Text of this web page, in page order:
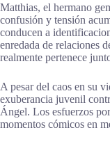
Matthias, el hermano
confusión y tensión
conducen a
enredada de relaciones
realmente pertenece
A pesar del caos en su
exuberancia juvenil
Ángel. Los esfuerzos
momentos cómicos en